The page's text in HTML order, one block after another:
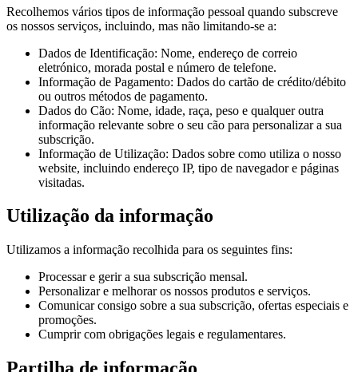
Recolhemos vários tipos de informação pessoal quando subscreve
os nossos serviços, incluindo, mas não limitando-se a:
Dados de Identificação: Nome, endereço de correio
eletrónico, morada postal e número de telefone.
Informação de Pagamento: Dados do cartão de crédito/débito
ou outros métodos de pagamento.
Dados do Cão: Nome, idade, raça, peso e qualquer outra
informação relevante sobre o seu cão para personalizar a sua
subscrição.
Informação de Utilização: Dados sobre como utiliza o nosso
website, incluindo endereço IP, tipo de navegador e páginas
visitadas.
Utilização da informação
Utilizamos a informação recolhida para os seguintes fins:
Processar e gerir a sua subscrição mensal.
Personalizar e melhorar os nossos produtos e serviços.
Comunicar consigo sobre a sua subscrição, ofertas especiais e
promoções.
Cumprir com obrigações legais e regulamentares.